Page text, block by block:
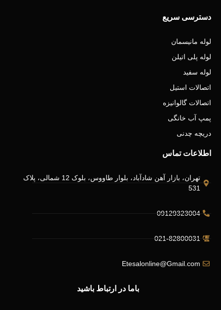
دسترسی سریع
لوله مانیسمان
لوله پلی اتیلن
لوله سفید
اتصالات استیل
اتصالات گالوانیزه
پمپ آب خانگی
دریچه چدنی
اطلاعات تماس
تهران، بازار آهن شادآباد، بلوار طاووس، بلوک 12 شمالی، پلاک
531
09129323004
021-82800031
Etesalonline@Gmail.com
باما در ارتباط باشید